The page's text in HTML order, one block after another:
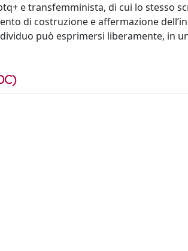
e transfemminista, di cui lo stesso
di costruzione e affermazione
può esprimersi liberamente, in